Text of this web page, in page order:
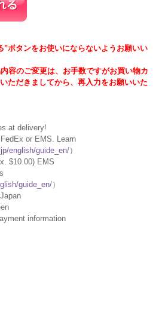
ボタンをお使いにならないようお願いい
容のご変更は、お手数ですがお買い物カ
ただきましてから、再入力をお願いいた
at delivery!
or EMS. Learn
english/guide_en/）
$10.00) EMS
guide_en/）
information